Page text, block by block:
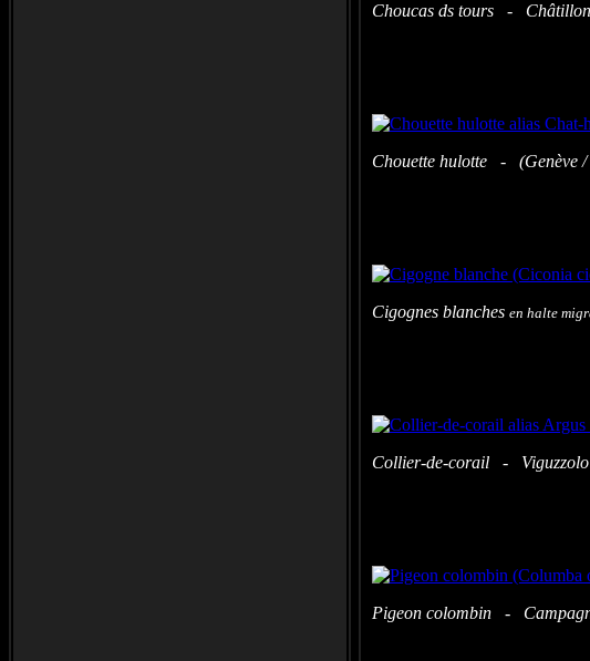
Choucas ds tours -
Chouette hulotte - (Genève /
Cigognes blanches en halte
Collier-de-corail - Viguzzolo
Pigeon colombin -